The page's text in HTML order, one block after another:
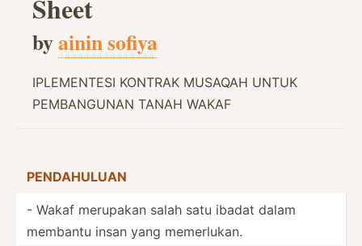
Sheet
byainin sofiya
IPLEMENTESI KONTRAK MUSAQAH UNTUK
PEMBANGUNAN TANAH WAKAF
PENDAH­ULUAN
- Wakaf merupakan salah satu ibadat dalam
membantu insan yang memerl­ukan.